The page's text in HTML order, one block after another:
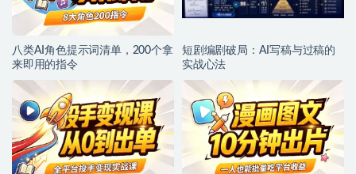
八类AI角色提示词清单，200个拿
来即用的指令
短剧编剧破局：AI写稿与过稿的
实战心法